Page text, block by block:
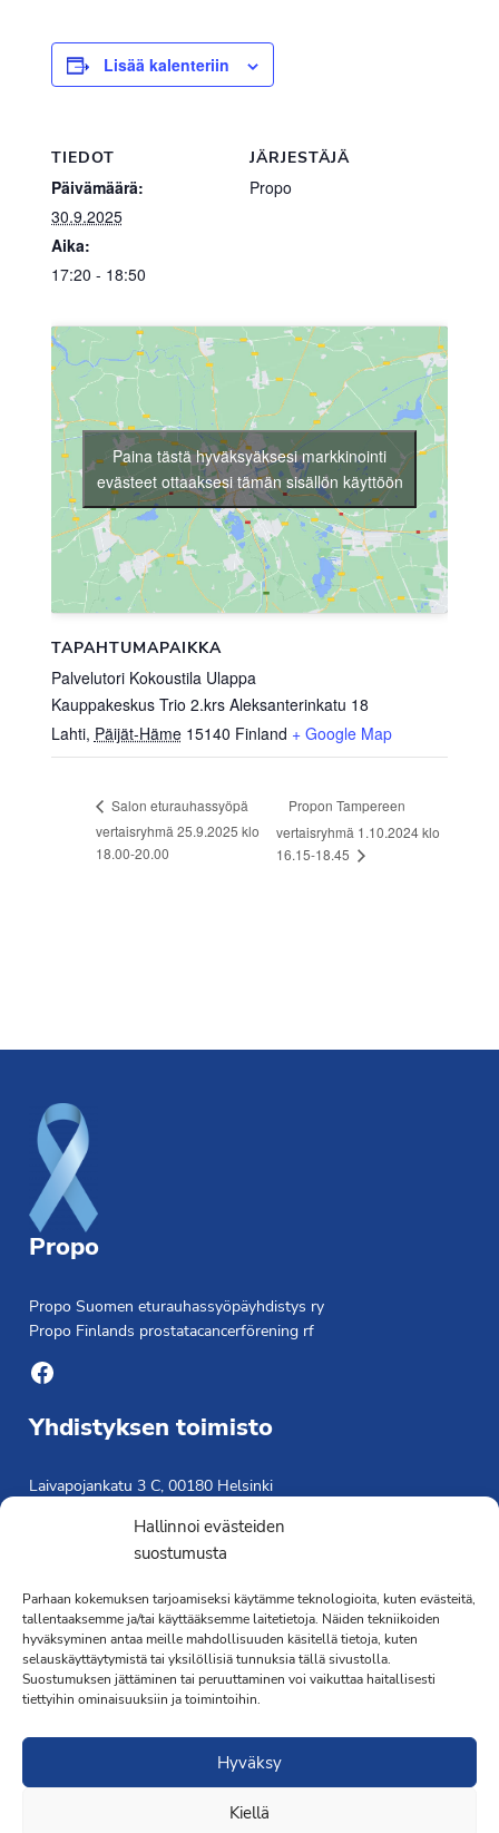
Hallinnoi evästeiden
suostumusta
Parhaan kokemuksen tarjoamiseksi käytämme teknologioita, kuten evästeitä,
tallentaaksemme ja/tai käyttääksemme laitetietoja. Näiden tekniikoiden
hyväksyminen antaa meille mahdollisuuden käsitellä tietoja, kuten
selauskäyttäytymistä tai yksilöllisiä tunnuksia tällä sivustolla.
Suostumuksen jättäminen tai peruuttaminen voi vaikuttaa haitallisesti
tiettyihin ominaisuuksiin ja toimintoihin.
Hyväksy
Kiellä
Lisää kalenteriin
TIEDOT
Päivämäärä:
30.9.2025
Aika:
17:20 - 18:50
JÄRJESTÄJÄ
Propo
TAPAHTUMAPAIKKA
Palvelutori Kokoustila Ulappa
Kauppakeskus Trio 2.krs Aleksanterinkatu 18
Lahti, Päijät-Häme 15140 Finland + Google Map
Paina tästä hyväksyäksesi markkinointi
evästeet ottaaksesi tämän sisällön käyttöön
Salon eturauhassyöpä
vertaisryhmä 25.9.2025 klo
18.00-20.00
Propon Tampereen
vertaisryhmä 1.10.2024 klo
16.15-18.45
Propo
Propo Suomen eturauhassyöpäyhdistys ry
Propo Finlands prostatacancerförening rf
Facebook
Yhdistyksen toimisto
Laivapojankatu 3 C, 00180 Helsinki
Saavutettavuusseloste »
Toiminnanjohtaja
Kimmo Järvinen
Terveydenhoitaja
041 501 4176
·Toteutus ja ylläpitoMMD Networks